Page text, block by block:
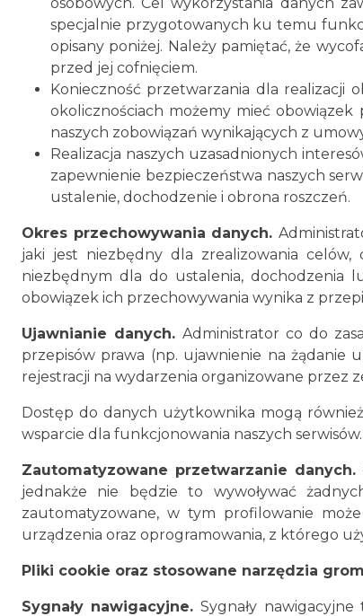
specjalnie przygotowanych ku temu
opisany poniżej. Należy pamiętać, że
przed jej cofnięciem.
Konieczność przetwarzania dla realizacji
okolicznościach możemy mieć
naszych zobowiązań wynikających z
Realizacja naszych uzasadnionych
zapewnienie bezpieczeństwa naszych
ustalenie, dochodzenie i obrona roszczeń.
Okres przechowywania danych.
jaki jest niezbędny dla zrealizowania
niezbędnym dla do ustalenia, dochodzenia
obowiązek ich przechowywania wynika z
Ujawnianie danych. Administrator co do
przepisów prawa (np. ujawnienie na
rejestracji na wydarzenia organizowane przez
Dostęp do danych użytkownika mogą
wsparcie dla funkcjonowania naszych serwisów.
Zautomatyzowane przetwarzanie danych.
jednakże nie będzie to wywoływać
zautomatyzowane, w tym profilowanie
urządzenia oraz oprogramowania, z którego
Pliki cookie oraz stosowane narzędzia
Sygnały nawigacyjne.Sygnały